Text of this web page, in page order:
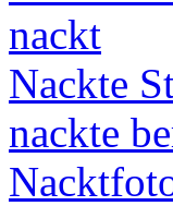
nackt
Nackte
nackte